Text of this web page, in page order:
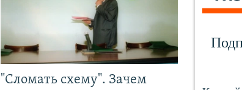
"Сломать схему". Зачем